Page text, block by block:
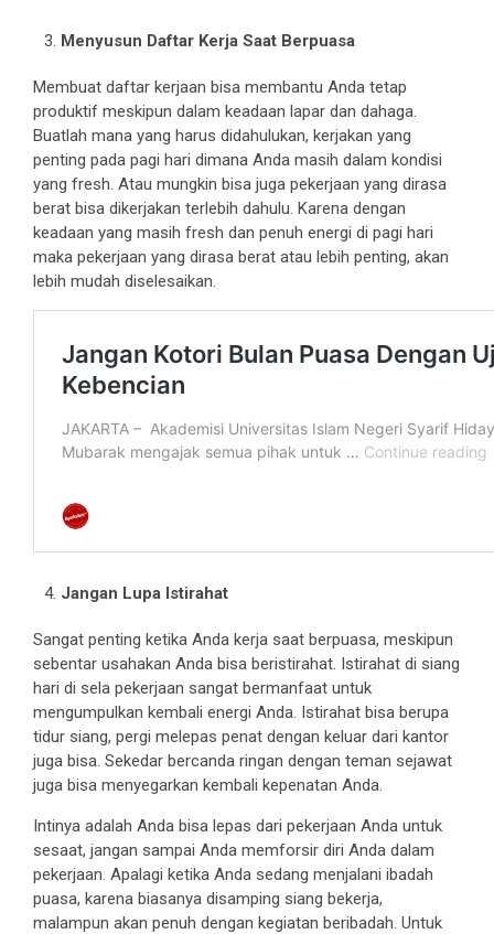
Menyusun Daftar Kerja Saat Berpuasa
Membuat daftar kerjaan bisa membantu Anda tetap
produktif meskipun dalam keadaan lapar dan dahaga.
Buatlah mana yang harus didahulukan, kerjakan yang
penting pada pagi hari dimana Anda masih dalam kondisi
yang fresh. Atau mungkin bisa juga pekerjaan yang dirasa
berat bisa dikerjakan terlebih dahulu. Karena dengan
keadaan yang masih fresh dan penuh energi di pagi hari
maka pekerjaan yang dirasa berat atau lebih penting, akan
lebih mudah diselesaikan.
Jangan Lupa Istirahat
Sangat penting ketika Anda kerja saat berpuasa, meskipun
sebentar usahakan Anda bisa beristirahat. Istirahat di siang
hari di sela pekerjaan sangat bermanfaat untuk
mengumpulkan kembali energi Anda. Istirahat bisa berupa
tidur siang, pergi melepas penat dengan keluar dari kantor
juga bisa. Sekedar bercanda ringan dengan teman sejawat
juga bisa menyegarkan kembali kepenatan Anda.
Intinya adalah Anda bisa lepas dari pekerjaan Anda untuk
sesaat, jangan sampai Anda memforsir diri Anda dalam
pekerjaan. Apalagi ketika Anda sedang menjalani ibadah
puasa, karena biasanya disamping siang bekerja,
malampun akan penuh dengan kegiatan beribadah. Untuk